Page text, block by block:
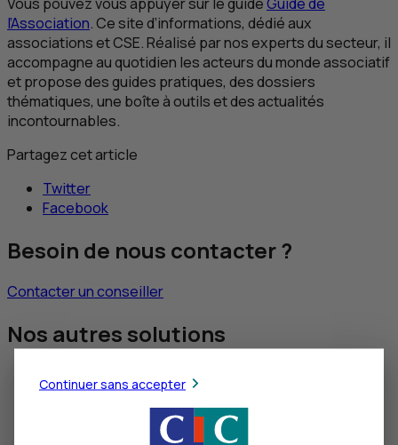
l’Association. Ce site d’informations, dédié aux
associations etCSE. Réalisé par nos experts du secteur, il
accompagne au quotidien les acteurs du monde associatif
et propose des guides pratiques, des dossiers
thématiques, une boîte à outils et des actualités
incontournables.
Partagez cet article
Twitter
Facebook
Besoin de nous contacter ?
Contacter un conseiller
Nos autres solutions
Continuer sans accepter